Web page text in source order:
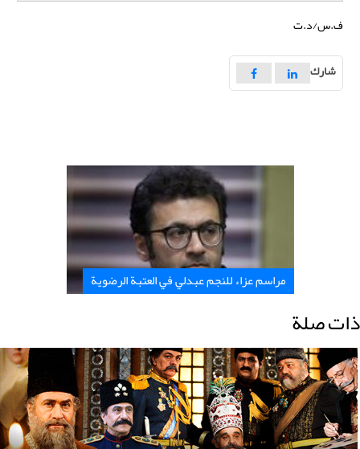
ف.س/د.ت
شارك
مراسم عزاء للنجم عبدلي في العتبة الرضوية
ذات صلة